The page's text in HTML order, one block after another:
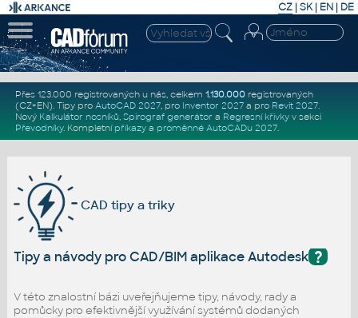
CZ | SK| EN | DE
Přes 123.000 registrovaných u nás, celkem 1.130.000registrovaných
(CZ+EN). Tipy pro AutoCAD 2027, pro Inventor 2027a pro Revit 2027.
Nový Kalkulátor nosníků, Spirograf generátor a Regresní křivkyv sekci
Převodníky. Kompletní příkazya proměnné AutoCADu 2027.
CAD tipy a triky
?
Tipy a návody pro CAD/BIM aplikace Autodesk
V této znalostní bázi uveřejňujeme tipy, návody, rady a
pomůcky pro efektivnější využívání systémů dodaných